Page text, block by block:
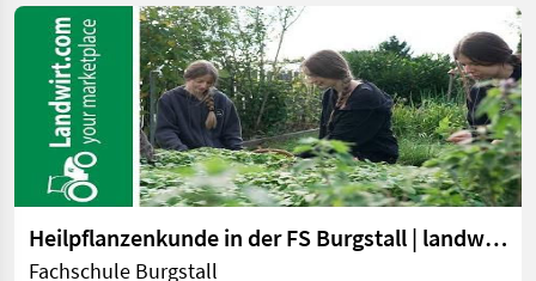
Heilpflanzenkunde in der FS Burgstall | landwirt.com
Fachschule Burgstall